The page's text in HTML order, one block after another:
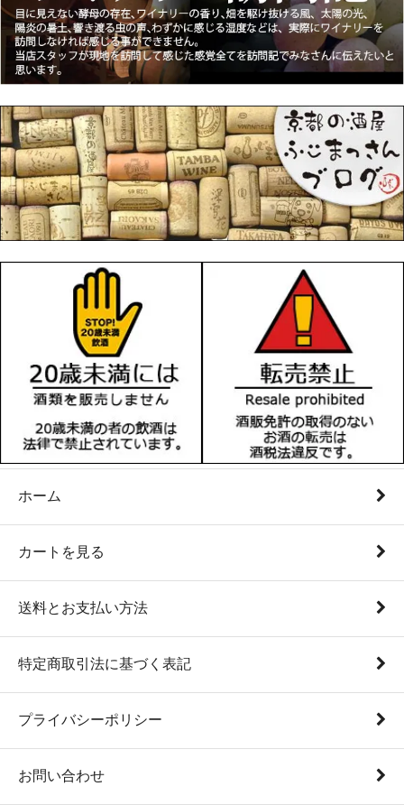
ホーム
カートを見る
送料とお支払い方法
特定商取引法に基づく表記
プライバシーポリシー
お問い合わせ